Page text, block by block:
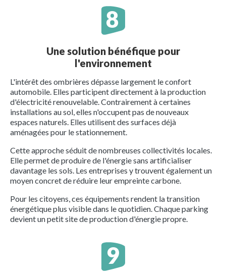
Une solution bénéfique pour
l'environnement
L'intérêt des ombrières dépasse largement le confort
automobile. Elles participent directement à la production
d'électricité renouvelable. Contrairement à certaines
installations au sol, elles n'occupent pas de nouveaux
espaces naturels. Elles utilisent des surfaces déjà
aménagées pour le stationnement.
Cette approche séduit de nombreuses collectivités locales.
Elle permet de produire de l'énergie sans artificialiser
davantage les sols. Les entreprises y trouvent également un
moyen concret de réduire leur empreinte carbone.
Pour les citoyens, ces équipements rendent la transition
énergétique plus visible dans le quotidien. Chaque parking
devient un petit site de production d'énergie propre.